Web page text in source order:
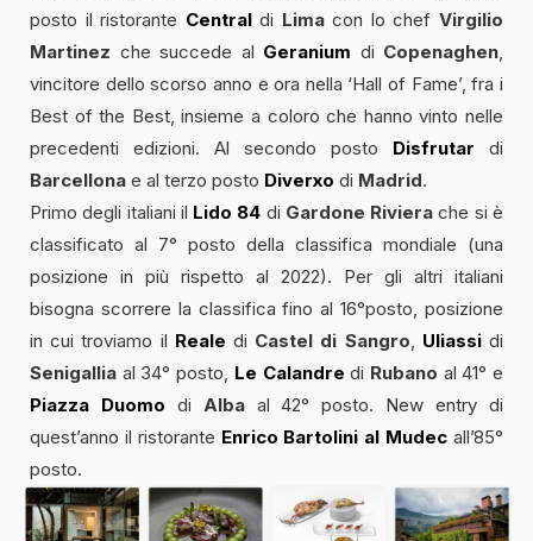
posto il ristorante Centraldi Limacon lo chefVirgilio
Martinez che succede al Geranium di Copenaghen
vincitore dello scorso anno e ora nella ‘Hall of Fame’, fra i
Best of the Best, insieme a coloro che hanno vinto nelle
precedenti edizioni. Al secondo posto Disfrutar di
Barcellona e al terzo posto Diverxo di Madrid.
Primo degli italiani il Lido 84 di Gardone Riviera che si è
classificato al 7° posto della classifica mondiale (una
posizione in più rispetto al 2022). Per gli altri italiani
bisogna scorrere la classifica fino al 16°posto, posizione
in cui troviamo il Reale di Castel di Sangro Uliassi di
Senigallia al 34° posto, Le Calandre di Rubano al 41° e
Piazza Duomo di Alba al 42° posto. New entry di
quest’anno il ristorante Enrico Bartolini al Mudec all’85°
posto.